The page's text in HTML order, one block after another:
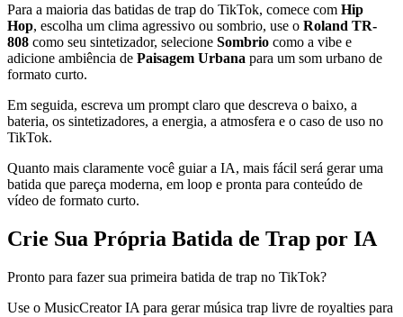
Para a maioria das batidas de trap do TikTok, comece com Hip
Hop, escolha um clima agressivo ou sombrio, use o Roland TR-
808 como seu sintetizador, selecione Sombrio como a vibe e
adicione ambiência de Paisagem Urbana para um som urbano de
formato curto.
Em seguida, escreva um prompt claro que descreva o baixo, a
bateria, os sintetizadores, a energia, a atmosfera e o caso de uso no
TikTok.
Quanto mais claramente você guiar a IA, mais fácil será gerar uma
batida que pareça moderna, em loop e pronta para conteúdo de
vídeo de formato curto.
Crie Sua Própria Batida de Trap por IA
Pronto para fazer sua primeira batida de trap no TikTok?
Use o MusicCreator IA para gerar música trap livre de royalties para